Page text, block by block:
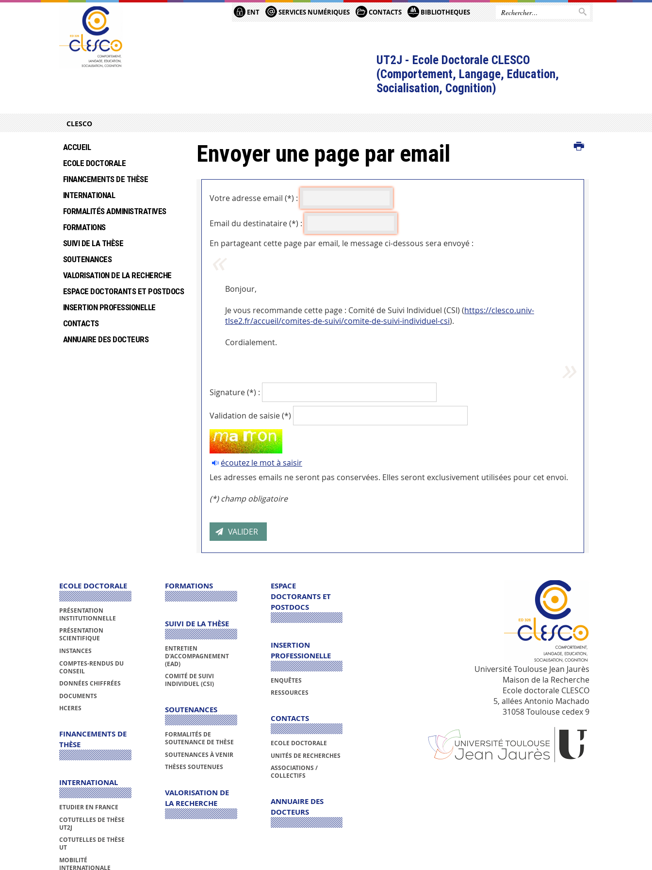
ENT SERVICES NUMÉRIQUES CONTACTS BIBLIOTHEQUES
UT2J - Ecole Doctorale CLESCO
(Comportement, Langage, Education,
Socialisation, Cognition)
CLESCO
Envoyer une page par email
Votre adresse email (*) :
Email du destinataire (*) :
En partageant cette page par email, le message ci-dessous sera envoyé :
Bonjour,
Je vous recommande cette page : Comité de Suivi Individuel (CSI) (https://clesco.univ-
tlse2.fr/accueil/comites-de-suivi/comite-de-suivi-individuel-csi).
Cordialement.
Signature (*) :
Validation de saisie (*)
écoutez le mot à saisir
Les adresses emails ne seront pas conservées. Elles seront exclusivement utilisées pour cet envoi.
(*) champ obligatoire
ACCUEIL
ECOLE DOCTORALE
FINANCEMENTS DE THÈSE
INTERNATIONAL
FORMALITÉS ADMINISTRATIVES
FORMATIONS
SUIVI DE LA THÈSE
SOUTENANCES
VALORISATION DE LA RECHERCHE
ESPACE DOCTORANTS ET POSTDOCS
INSERTION PROFESSIONELLE
CONTACTS
ANNUAIRE DES DOCTEURS
ECOLE DOCTORALE
PRÉSENTATION
INSTITUTIONNELLE
PRÉSENTATION
SCIENTIFIQUE
INSTANCES
COMPTES-RENDUS DU
CONSEIL
DONNÉES CHIFFRÉES
DOCUMENTS
HCERES
FINANCEMENTS DE
THÈSE
INTERNATIONAL
ETUDIER EN FRANCE
COTUTELLES DE THÈSE
UT2J
COTUTELLES DE THÈSE
UT
MOBILITÉ
INTERNATIONALE
FORMATIONS
SUIVI DE LA THÈSE
ENTRETIEN
D'ACCOMPAGNEMENT
(EAD)
COMITÉ DE SUIVI
INDIVIDUEL (CSI)
SOUTENANCES
FORMALITÉS DE
SOUTENANCE DE THÈSE
SOUTENANCES À VENIR
THÈSES SOUTENUES
VALORISATION DE
LA RECHERCHE
ESPACE
DOCTORANTS ET
POSTDOCS
INSERTION
PROFESSIONELLE
ENQUÊTES
RESSOURCES
CONTACTS
ECOLE DOCTORALE
UNITÉS DE RECHERCHES
ASSOCIATIONS /
COLLECTIFS
ANNUAIRE DES
DOCTEURS
Université Toulouse Jean Jaurès
Maison de la Recherche
Ecole doctorale CLESCO
5, allées Antonio Machado
31058 Toulouse cedex 9